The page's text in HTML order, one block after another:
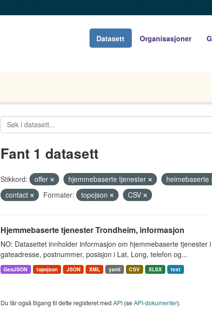
Datasett Organisasjoner
Fant 1 datasett
Stikkord: offer hjemmebaserte tjenester
heimebaserte
contact
Formater: topojson CSV
Hjemmebaserte tjenester Trondheim, informasjon
NO: Datasettet innholder informasjon om hjemmebaserte
gateadresse, postnummer, posisjon i Lat, Long, telefon og...
GeoJSON topojson JSON XML yaml CSV XLSX text
Du får også tilgang til dette registeret med API(seAPI-dokumenter).